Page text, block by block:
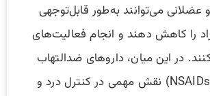
می‌توانند به‌طور قابل‌توجهی
را کاهش دهند و انجام فعالیت‌های
در این میان، داروهای ضدالتهاب
غیر استروئیدی (NSAIDs) نقش مهمی در کنترل درد و